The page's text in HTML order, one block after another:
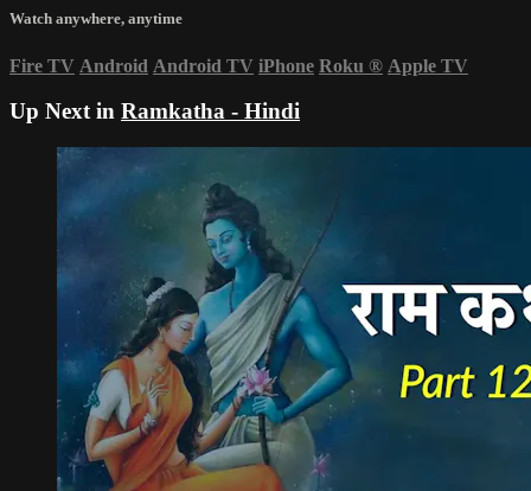
Watch anywhere, anytime
Fire TV Android Android TV iPhone Roku ® Apple TV
Up Next in Ramkatha - Hindi